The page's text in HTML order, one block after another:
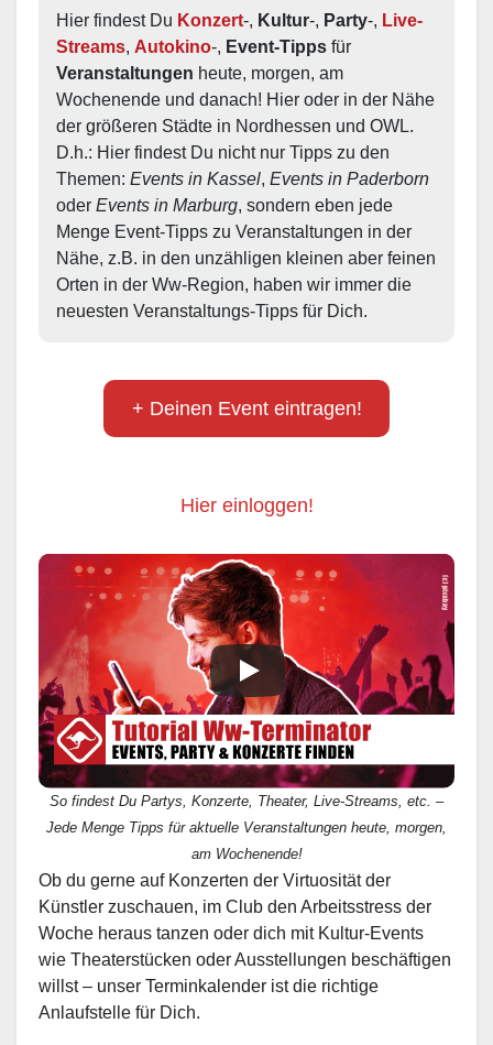
Hier findest Du Konzert-, Kultur-, Party-, Live-
Streams, Autokino-, Event-Tipps
Veranstaltungen heute, morgen, am
Wochenende und danach! Hier oder in der Nähe
der größeren Städte in Nordhessen und OWL.
D.h.: Hier findest Du nicht nur Tipps zu den
Themen: Events in Kassel, Events in Paderborn
oder Events in Marburg, sondern eben jede
Menge Event-Tipps zu Veranstaltungen in der
Nähe, z.B. in den unzähligen kleinen aber feinen
Orten in der Ww-Region, haben wir immer die
neuesten Veranstaltungs-Tipps für Dich.
+ Deinen Event eintragen!
Hier einloggen!
So findest Du Partys, Konzerte, Theater, Live-Streams, etc. –
Jede Menge Tipps für aktuelle Veranstaltungen heute, morgen,
am Wochenende!
Ob du gerne auf Konzerten der Virtuosität der
Künstler zuschauen, im Club den Arbeitsstress der
Woche heraus tanzen oder dich mit Kultur-Events
wie Theaterstücken oder Ausstellungen beschäftigen
willst – unser Terminkalender ist die richtige
Anlaufstelle für Dich.